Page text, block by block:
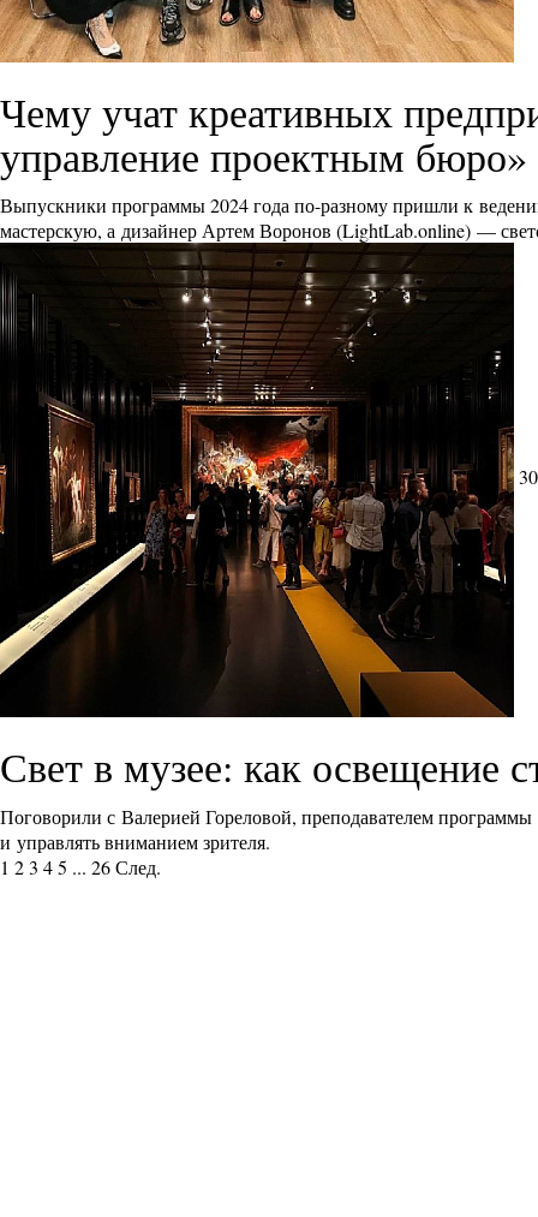
Чему учат креативных
управление проектным бюро»
Выпускники программы 2024 года по-разному пришли к
мастерскую, а дизайнер Артем Воронов (LightLab.online) —
Свет в музее: как освещение
Поговорили с Валерией Гореловой, преподавателем программы
и управлять вниманием зрителя.
1 23 45 ... 26След.